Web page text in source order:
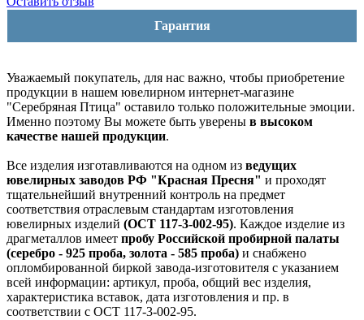
Гарантия
Уважаемый покупатель, для нас важно, чтобы приобретение
продукции в нашем ювелирном интернет-магазине
"Серебряная Птица" оставило только положительные эмоции.
Именно поэтому Вы можете быть уверены в высоком
качестве нашей продукции.
Все изделия изготавливаются на одном из ведущих
ювелирных заводов РФ "Красная Пресня" и проходят
тщательнейший внутренний контроль на предмет
соответствия отраслевым стандартам изготовления
ювелирных изделий (ОСТ 117-3-002-95). Каждое изделие из
драгметаллов имеет пробу Российской пробирной палаты
(серебро - 925 проба, золота - 585 проба) и снабжено
опломбированной биркой завода-изготовителя с указанием
всей информации: артикул, проба, общий вес изделия,
характеристика вставок, дата изготовления и пр. в
соответствии с ОСТ 117-3-002-95.